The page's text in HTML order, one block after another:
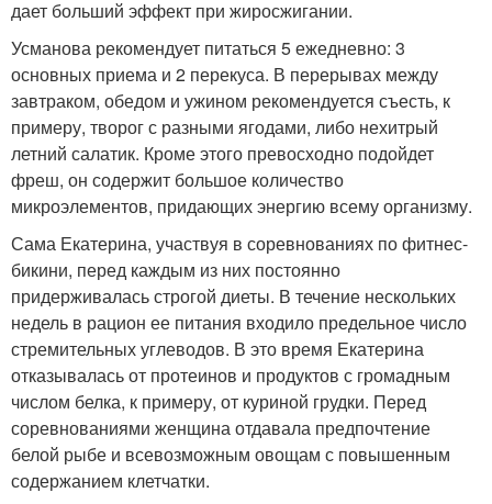
дает больший эффект при жиросжигании.
Усманова рекомендует питаться 5 ежедневно: 3
основных приема и 2 перекуса. В перерывах между
завтраком, обедом и ужином рекомендуется съесть, к
примеру, творог с разными ягодами, либо нехитрый
летний салатик. Кроме этого превосходно подойдет
фреш, он содержит большое количество
микроэлементов, придающих энергию всему организму.
Сама Екатерина, участвуя в соревнованиях по фитнес-
бикини, перед каждым из них постоянно
придерживалась строгой диеты. В течение нескольких
недель в рацион ее питания входило предельное число
стремительных углеводов. В это время Екатерина
отказывалась от протеинов и продуктов с громадным
числом белка, к примеру, от куриной грудки. Перед
соревнованиями женщина отдавала предпочтение
белой рыбе и всевозможным овощам с повышенным
содержанием клетчатки.